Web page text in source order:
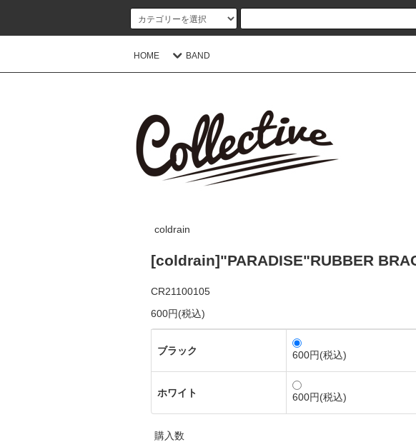
HOME BAND
coldrain
[coldrain]"PARADISE"RUBBER
CR21100105
600円(税込)
ブラック 600円(税込)
ホワイト 600円(税込)
購入数